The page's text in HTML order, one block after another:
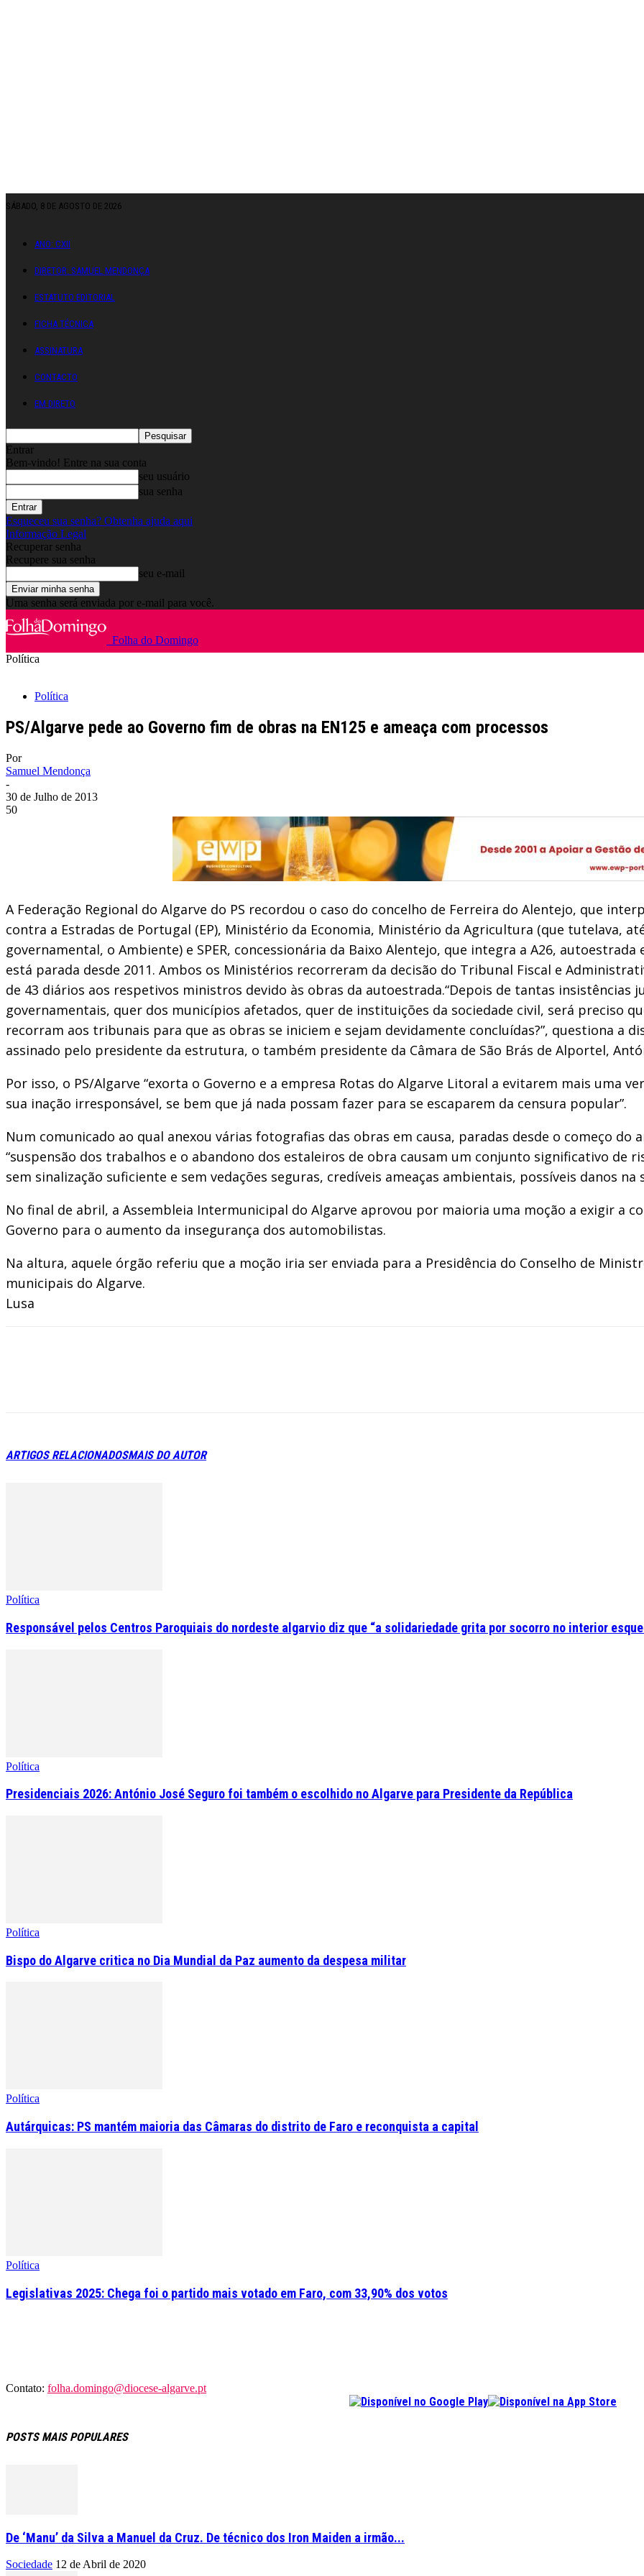
SÁBADO, 8 DE AGOSTO DE 2026
ANO: CXII
DIRETOR: SAMUEL MENDONÇA
ESTATUTO EDITORIAL
FICHA TÉCNICA
ASSINATURA
CONTACTO
EM DIRETO
Entrar
Bem-vindo! Entre na sua conta
seu usuário
sua senha
Esqueceu sua senha? Obtenha ajuda aqui
Informação Legal
Recuperar senha
Recupere sua senha
seu e-mail
Uma senha será enviada por e-mail para você.
Folha do Domingo
Política
Política
PS/Algarve pede ao Governo fim de obras na EN125 e ameaça com processos
Por
Samuel Mendonça
-
30 de Julho de 2013
50
A Federação Regional do Algarve do PS recordou o caso do concelho de Ferreira do Alentejo, que
contra a Estradas de Portugal (EP), Ministério da Economia, Ministério da Agricultura (que tutelava,
governamental, o Ambiente) e SPER, concessionária da Baixo Alentejo, que integra a A26,
está parada desde 2011. Ambos os Ministérios recorreram da decisão do Tribunal Fiscal e
de 43 diários aos respetivos ministros devido às obras da autoestrada.“Depois de tantas insistências
governamentais, quer dos municípios afetados, quer de instituições da sociedade civil, será preciso
recorram aos tribunais para que as obras se iniciem e sejam devidamente concluídas?”, questiona a
assinado pelo presidente da estrutura, o também presidente da Câmara de São Brás de Alportel,
Por isso, o PS/Algarve “exorta o Governo e a empresa Rotas do Algarve Litoral a evitarem mais uma
sua inação irresponsável, se bem que já nada possam fazer para se escaparem da censura popular”.
Num comunicado ao qual anexou várias fotografias das obras em causa, paradas desde o começo do
“suspensão dos trabalhos e o abandono dos estaleiros de obra causam um conjunto significativo de
sem sinalização suficiente e sem vedações seguras, credíveis ameaças ambientais, possíveis danos na
No final de abril, a Assembleia Intermunicipal do Algarve aprovou por maioria uma moção a exigir a
Governo para o aumento da insegurança dos automobilistas.
Na altura, aquele órgão referiu que a moção iria ser enviada para a Presidência do Conselho de
municipais do Algarve.
Lusa
ARTIGOS RELACIONADOSMAIS DO AUTOR
Política
Responsável pelos Centros Paroquiais do nordeste algarvio diz que “a solidariedade grita por socorro no interior
Política
Presidenciais 2026: António José Seguro foi também o escolhido no Algarve para Presidente da República
Política
Bispo do Algarve critica no Dia Mundial da Paz aumento da despesa militar
Política
Autárquicas: PS mantém maioria das Câmaras do distrito de Faro e reconquista a capital
Política
Legislativas 2025: Chega foi o partido mais votado em Faro, com 33,90% dos votos
Contato: folha.domingo@diocese-algarve.pt
POSTS MAIS POPULARES
De ‘Manu’ da Silva a Manuel da Cruz. De técnico dos Iron Maiden a irmão...
Sociedade 12 de Abril de 2020